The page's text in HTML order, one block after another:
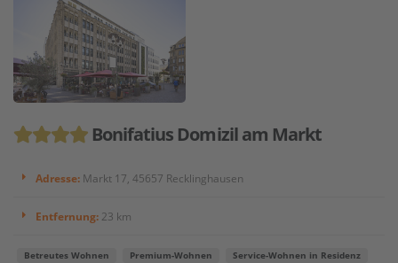
Bonifatius Domizil am Markt
Adresse: Markt 17, 45657 Recklinghausen
Entfernung: 23 km
Betreutes Wohnen Premium-Wohnen Service-Wohnen in Residenz